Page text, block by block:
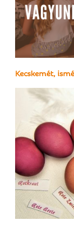
Kecskemét,